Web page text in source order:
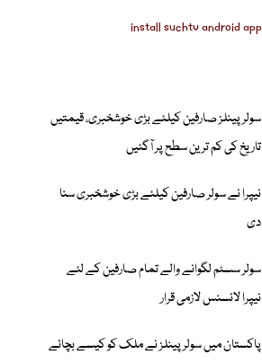
سولر پینلز صارفین کیلئے بڑی خوشخبری، قیمتیں
تاریخ کی کم ترین سطح پر آگئیں
نیپرا نے سولر صارفین کیلئے بڑی خوشخبری سنا
دی
سولر سسٹم لگوانے والے تمام صارفین کے لئے
نیپرا لائسنس لازمی قرار
پاکستان میں سولر پینلز نے ملک کو کیسے بچائے